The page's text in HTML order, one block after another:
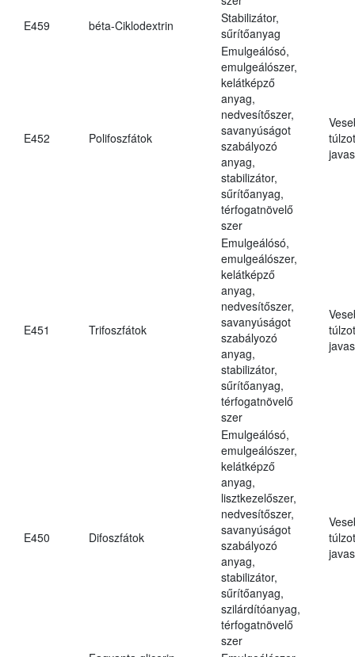
E459
béta-Ciklodextrin
Stabilizátor,
sűrítőanyag
E452 Polifoszfátok
Emulgeálósó,
emulgeálószer,
kelátképző
anyag,
nedvesítőszer,
savanyúságot
szabályozó
anyag,
stabilizátor,
sűrítőanyag,
térfogatnövelő
szer
E451 Trifoszfátok
Emulgeálósó,
emulgeálószer,
kelátképző
anyag,
nedvesítőszer,
savanyúságot
szabályozó
anyag,
stabilizátor,
sűrítőanyag,
térfogatnövelő
szer
E450 Difoszfátok
Emulgeálósó,
emulgeálószer,
kelátképző
anyag,
lisztkezelőszer,
nedvesítőszer,
savanyúságot
szabályozó
anyag,
stabilizátor,
sűrítőanyag,
szilárdítóanyag,
térfogatnövelő
szer